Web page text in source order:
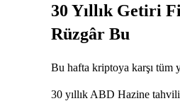
30 Yıllık Getiri
Rüzgâr Bu
Bu hafta kriptoya karşı tüm
30 yıllık ABD Hazine